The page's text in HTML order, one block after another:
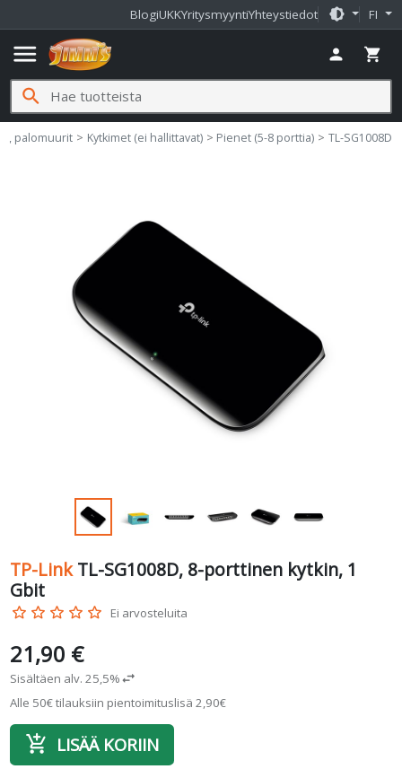
BlogiUKKYritysmyyntiYhteystiedot brightness_medium FI
menu person shopping_cart
search
palomuurit Kytkimet (ei hallittavat) Pienet (5-8 porttia) TL-SG1008D
TP-Link TL-SG1008D, 8-porttinen kytkin, 1
Gbit
star_border star_border star_border star_border star_border Ei arvosteluita
21,90 €
Sisältäen alv. 25,5%swap_horiz
Alle 50€ tilauksiin pientoimituslisä 2,90€
add_shopping_cart LISÄÄ KORIIN